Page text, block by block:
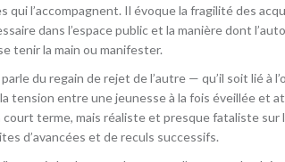
l’accompagnent. Il évoque la fragilité des
dans l’espace public et la manière dont
tenir la main ou manifester.
du regain de rejet de l’autre — qu’il soit lié à
tension entre une jeunesse à la fois éveillée et
terme, mais réaliste et presque fataliste sur
d’avancées et de reculs successifs.